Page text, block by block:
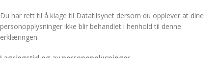
Du har rett til å klage til Datatilsynet dersom du opplever at dine
personopplysninger ikke blir behandlet i henhold til denne
erklæringen.